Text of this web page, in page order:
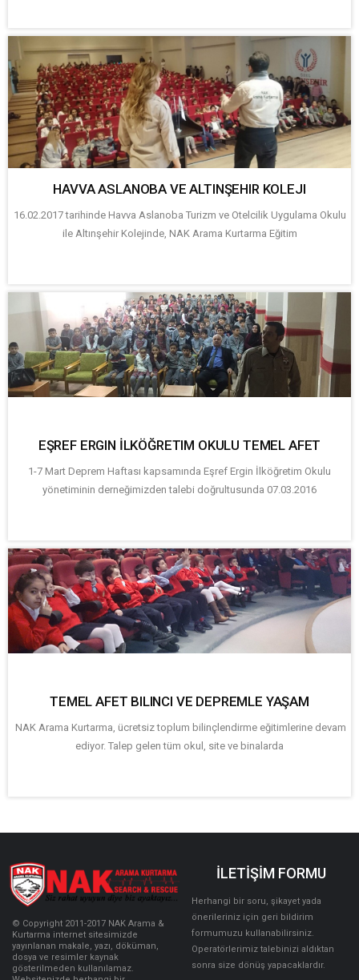
HAVVA ASLANOBA VE ALTINŞEHIR KOLEJI
16.02.2017 tarihinde Havva Aslanoba Turizm ve Otelcilik Uygulama Okulu
ile Altınşehir Kolejinde, NAK Arama Kurtarma Eğitim
EŞREF ERGIN İLKÖĞRETIM OKULU TEMEL AFET
1-7 Mart Deprem Haftası kapsamında Eşref Ergin İlköğretim Okulu
yönetiminin derneğimizden talebi doğrultusunda 07.03.2016
TEMEL AFET BILINCI VE DEPREMLE YAŞAM
NAK Arama Kurtarma, ücretsiz toplum bilinçlendirme eğitimlerine devam
ediyor. Talep gelen tüm okul, site ve binalarda
© Copyright 2011-2017 NAK Arama &
Kurtarma internet sitesimizde
yayınlanan makale, yazı, döküman,
dosya ve resimler kaynak
gösterilmeden kullanılamaz.
İLETİŞİM FORMU
Herhangi bir soru, şikayet yada
önerileriniz için geri bildirim
formumuzu kullanabilirsiniz.
Operatörlerimiz talebinizi aldıktan
sonra size dönüş yapacaklardır.